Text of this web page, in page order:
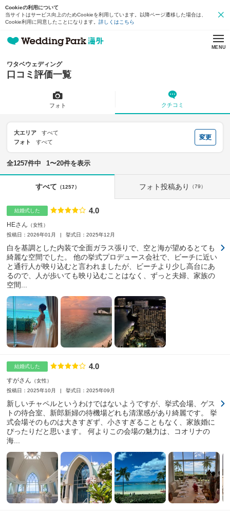
Cookieの利用について
当サイトはサービス向上のためCookieを利用しています。以降ページ遷移した場合は、
Cookie利用に同意したことになります。 詳しくはこちら
MENU
ワタベウェディング
口コミ評価一覧
フォト クチコミ
大エリア
すべて
フォト
すべて
変更
全1257件中 1〜20件を表示
すべて （1257） フォト投稿あり （79）
結婚式した 点数
4.0
HEさん
女性
投稿日：2026年01月
挙式日：2025年12月
白を基調とした内装で全面ガラス張りで、空と海が望めるとても
綺麗な空間でした。 他の挙式プロデュース会社で、ビーチに近い
と通行人が映り込むと言われましたが、ビーチより少し高台にあ
るので、人が歩いても映り込むことはなく、ずっと夫婦、家族の
空間...
結婚式した 点数
4.0
すがさん
女性
投稿日：2025年10月
挙式日：2025年09月
新しいチャペルというわけではないようですが、挙式会場、ゲス
トの待合室、新郎新婦の待機場どれも清潔感があり綺麗です。 挙
式会場そのものは大きすぎず、小さすぎることもなく、家族婚に
ぴったりだと思います。 何よりこの会場の魅力は、コオリナの
海...